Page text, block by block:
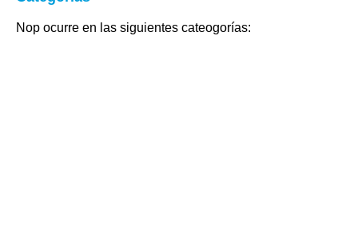
Nop ocurre en las siguientes cateogorías: